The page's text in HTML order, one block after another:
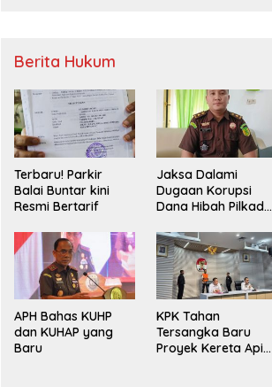
Berita Hukum
Terbaru! Parkir
Balai Buntar kini
Resmi Bertarif
Jaksa Dalami
Dugaan Korupsi
Dana Hibah Pilkada
Kaur
APH Bahas KUHP
dan KUHAP yang
Baru
KPK Tahan
Tersangka Baru
Proyek Kereta Api